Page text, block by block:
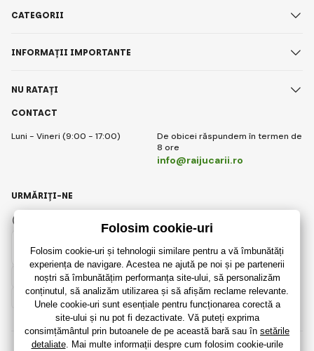
CONTACT
Luni - Vineri (9:00 - 17:00)
De obicei răspundem în termen de
8 ore
info@raijucarii.ro
CATEGORII
INFORMAȚII IMPORTANTE
NU RATAȚI
Romanian
URMĂRIȚI-NE
Instagram